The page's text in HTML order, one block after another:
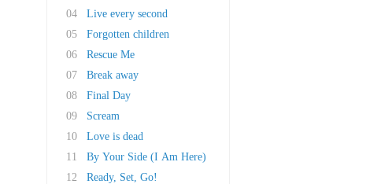
04
Live every second
05
Forgotten children
06
Rescue Me
07
Break away
08
Final Day
09
Scream
10
Love is dead
11
By Your Side (I Am Here)
12
Ready, Set, Go!